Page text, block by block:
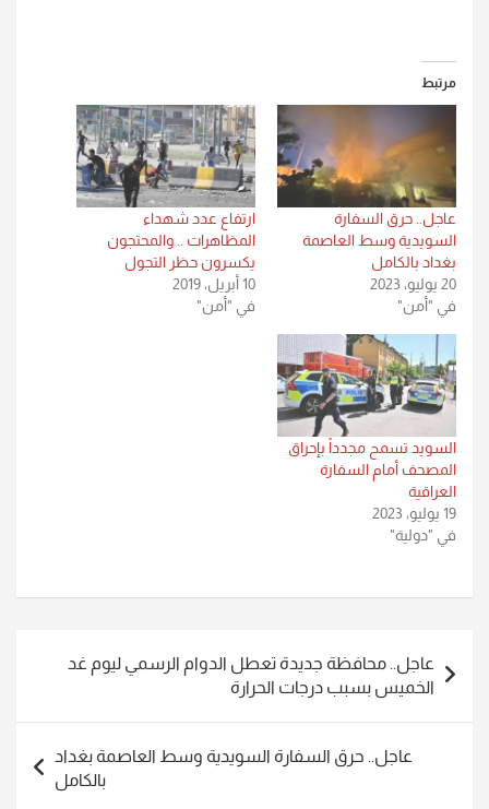
مرتبط
عاجل.. حرق السفارة
السويدية وسط العاصمة
بغداد بالكامل
20 يوليو، 2023
في "أمن"
ارتفاع عدد شهداء
المظاهرات .. والمحتجون
يكسرون حظر التجول
10 أبريل، 2019
في "أمن"
السويد تسمح مجدداً بإحراق
المصحف أمام السفارة
العراقية
19 يوليو، 2023
في "دولية"
المقالات
عاجل.. محافظة جديدة تعطل الدوام الرسمي ليوم غد
الخميس بسبب درجات الحرارة
عاجل.. حرق السفارة السويدية وسط العاصمة بغداد
بالكامل